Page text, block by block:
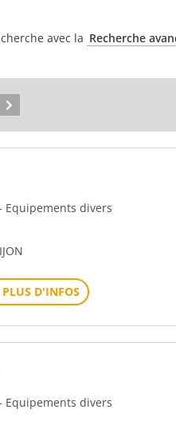
avec la Recherche
Equipements divers
PLUS D'INFOS
Equipements divers